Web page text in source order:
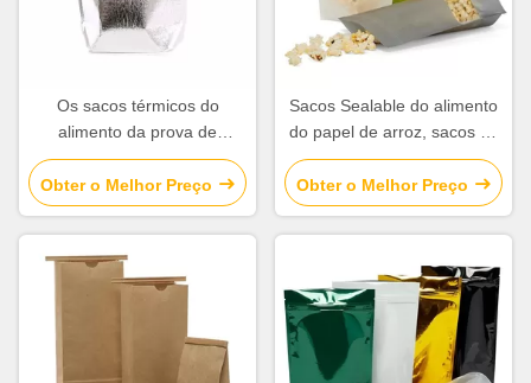
Os sacos térmicos do
alimento da prova de
choque, entrega isolada do
alimento ensacam o material
de alumínio do filme
Obter o Melhor Preço
Sacos Sealable do alimento
do papel de arroz, sacos do
armazenamento do alimento
do vácuo com painel da
janela
Obter o Melhor Preço